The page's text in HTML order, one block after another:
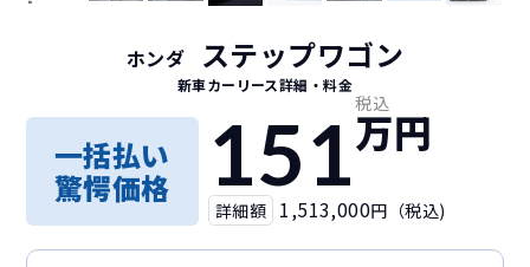
ホンダ ステップワゴン
新車カーリース詳細 ・料金
一括払い
驚愕価格
151
税込
万円
詳細額 1,513,000円（税込)